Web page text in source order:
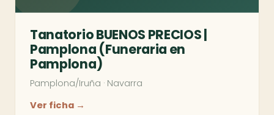
Tanatorio BUENOS PRECIOS |
Pamplona (Funeraria en
Pamplona)
Pamplona/Iruña · Navarra
Ver ficha →